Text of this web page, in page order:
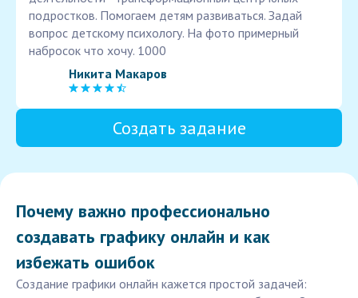
подростков. Помогаем детям развиваться. Задай
вопрос детскому психологу. На фото примерный
набросок что хочу. 1000
Никита Макаров
Создать задание
Почему важно профессионально
создавать графику онлайн и как
избежать ошибок
Создание графики онлайн кажется простой задачей: